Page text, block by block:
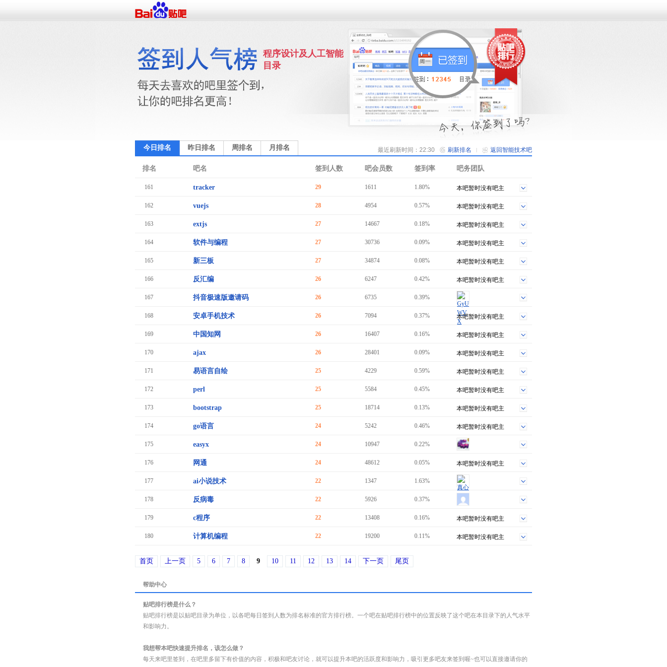
程序设计及人工智能
目录
今日排名 昨日排名 周排名 月排名 返回智能技术吧
刷新排名
最近刷新时间：22:30
排名 吧名 签到人数 吧会员数 签到率 吧务团队
161 tracker 29 1611 1.80% 本吧暂时没有吧主
162 vuejs 28 4954 0.57% 本吧暂时没有吧主
163 extjs 27 14667 0.18% 本吧暂时没有吧主
164 软件与编程 27 30736 0.09% 本吧暂时没有吧主
165 新三板 27 34874 0.08% 本吧暂时没有吧主
166 反汇编 26 6247 0.42% 本吧暂时没有吧主
167 抖音极速版邀请码 26 6735 0.39%
168 安卓手机技术 26 7094 0.37% 本吧暂时没有吧主
169 中国知网 26 16407 0.16% 本吧暂时没有吧主
170 ajax 26 28401 0.09% 本吧暂时没有吧主
171 易语言自绘 25 4229 0.59% 本吧暂时没有吧主
172 perl 25 5584 0.45% 本吧暂时没有吧主
173 bootstrap 25 18714 0.13% 本吧暂时没有吧主
174 go语言 24 5242 0.46% 本吧暂时没有吧主
175 easyx 24 10947 0.22%
176 网通 24 48612 0.05% 本吧暂时没有吧主
177 ai小说技术 22 1347 1.63%
178 反病毒 22 5926 0.37%
179 c程序 22 13408 0.16% 本吧暂时没有吧主
180 计算机编程 22 19200 0.11% 本吧暂时没有吧主
首页 上一页 5 6 7 8 9 10 11 12 13 14 下一页 尾页
帮助中心
贴吧排行榜是什么？
贴吧排行榜是以贴吧目录为单位，以各吧每日签到人数为排名标准的官方排行榜。一个吧在贴吧排行榜中的位置反映了这个吧在本目录下的人气水平
和影响力。
我想帮本吧快速提升排名，该怎么做？
每天来吧里签到，在吧里多留下有价值的内容，积极和吧友讨论，就可以提升本吧的活跃度和影响力，吸引更多吧友来签到喔~也可以直接邀请你的